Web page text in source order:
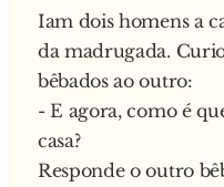
Iam dois homens a
da madrugada.
bêbados ao outro:
- E agora, como é
casa?
Responde o outro